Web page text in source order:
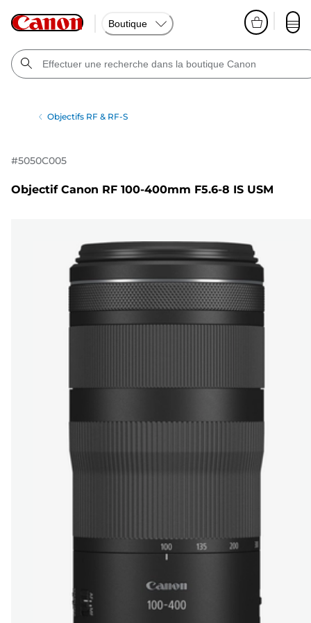
Boutique
Objectifs RF & RF-S
#5050C005
Objectif Canon RF 100-400mm F5.6-8 IS USM